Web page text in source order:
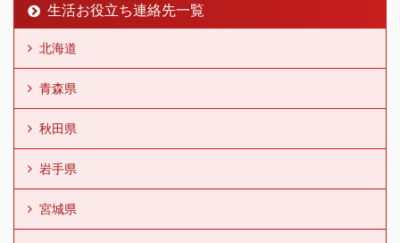
生活お役立ち連絡先一覧
北海道
青森県
秋田県
岩手県
宮城県